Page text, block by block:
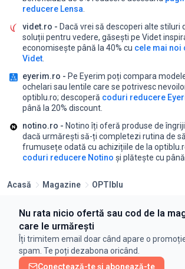
reducere Lensa
videt.ro - Dacă vrei să descoperi alte stiluri
soluții pentru vedere, găsești pe Videt
economisește până la 40% cu cele mai noi
Videt
eyerim.ro - Pe Eyerim poți compara
ochelari sau lentile care se potrivesc
optiblu.ro; descoperă coduri reducere
până la 20% discount.
notino.ro - Notino îți oferă produse de
dacă urmărești să-ți completezi rutina de
frumusețe odată cu achizițiile de la
coduri reducere Notino și plătește cu
Acasă Magazine OPTIblu
Nu rata nicio ofertă sau cod de la
care le urmărești
Îți trimitem email doar când apare o
spam. Te poți dezabona oricând.
Conectează-te și abonează-te